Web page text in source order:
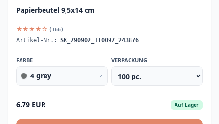
Papierbeutel 9,5x14 cm
★★★★☆ (166)
Artikel-Nr.: SK_790902_110097_243876
FARBE
4 grey
VERPACKUNG
6.79 EUR Auf Lager